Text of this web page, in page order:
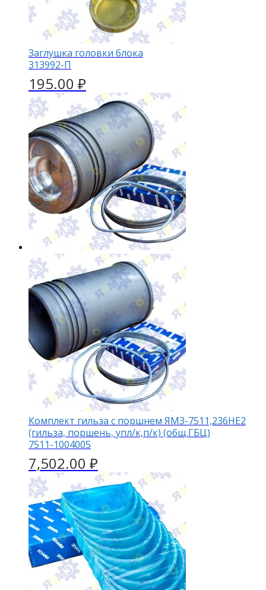
Заглушка головки блока
313992-П
195.00 ₽
Комплект гильза с поршнем ЯМЗ-7511,236НЕ2
(гильза, поршень, упл/к,п/к) (общ.ГБЦ)
7511-1004005
7,502.00 ₽